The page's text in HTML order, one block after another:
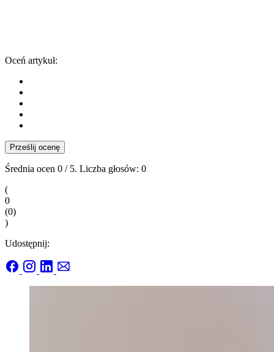
Oceń artykuł:
Prześlij ocenę
Średnia ocen 0 / 5. Liczba głosów: 0
(
0
(0)
)
Udostępnij: